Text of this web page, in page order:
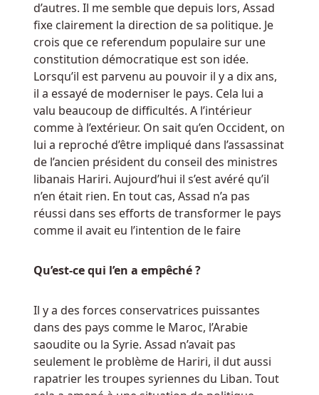
Casino
Alors
que
blackjack
marque
première
place
concerne
maison,
gardez
l'esprit
d’autres. Il me semble que depuis lors, Assad
fixe clairement la direction de sa politique. Je
crois que ce referendum populaire sur une
constitution démocratique est son idée.
Lorsqu’il est parvenu au pouvoir il y a dix ans,
il a essayé de moderniser le pays. Cela lui a
valu beaucoup de difficultés. A l’intérieur
comme à l’extérieur. On sait qu’en Occident, on
lui a reproché d’être impliqué dans l’assassinat
de l’ancien président du conseil des ministres
libanais Hariri. Aujourd’hui il s’est avéré qu’il
n’en était rien. En tout cas, Assad n’a pas
réussi dans ses efforts de transformer le pays
comme il avait eu l’intention de le faire
Qu’est-ce qui l’en a empêché ?
Il y a des forces conservatrices puissantes
dans des pays comme le Maroc, l’Arabie
saoudite ou la Syrie. Assad n’avait pas
seulement le problème de Hariri, il dut aussi
rapatrier les troupes syriennes du Liban. Tout